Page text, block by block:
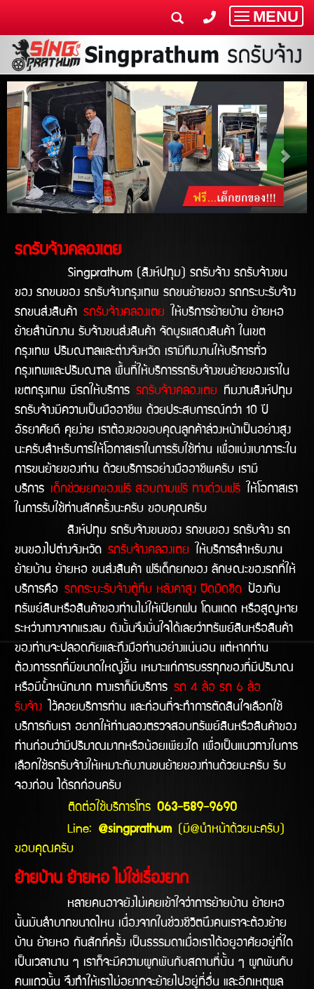
Toggle
MENU
รถรับจ้างคลองเตย
Singprathum (สิงห์ปทุม) รถรับจ้าง รถรับจ้างขน
ของ รถขนของ รถรับจ้างกรุงเทพ รถขนย้ายของ รถกระบะรับจ้าง
รถขนส่งสินค้า รถรับจ้างคลองเตย ให้บริการย้ายบ้าน ย้ายหอ
ย้ายสำนักงาน รับจ้างขนส่งสินค้า จัดบูธแสดงสินค้า ในเขต
กรุงเทพ ปริมณฑลและต่างจังหวัด เรามีทีมงานให้บริการทั่ว
กรุงเทพและปริมณฑล พื้นที่ให้บริการรถรับจ้างขนย้ายของเราใน
เขตกรุงเทพ มีรถให้บริการ รถรับจ้างคลองเตย ทีมงานสิงห์ปทุม
รถรับจ้างมีความเป็นมืออาชีพ ด้วยประสบการณ์กว่า 10 ปี
อัธยาศัยดี คุยง่าย เราต้องขอขอบคุณลูกค้าล่วงหน้าเป็นอย่างสูง
นะครับสำหรับการให้โอกาสเราในการรับใช้ท่าน เพื่อแบ่งเบาภาระใน
การขนย้ายของท่าน ด้วยบริการอย่างมืออาชีพครับ เรามี
บริการ
เด็กช่วยยกของฟรี สอบถามฟรี ทางด่วนฟรี ให้โอกาสเรา
ในการรับใช้ท่านสักครั้งนะครับ ขอบคุณครับ
สิงห์ปทุม รถรับจ้างขนของ รถขนของ รถรับจ้าง รถ
ขนของไปต่างจังหวัด รถรับจ้างคลองเตย ให้บริการสำหรับงาน
ย้ายบ้าน ย้ายหอ ขนส่งสินค้า ฟรีเด็กยกของ ลักษณะของรถที่ให้
บริการคือ รถกระบะรับจ้างตู้ทึบ หลังคาสูง ปิดมิดชิด ป้องกัน
ทรัพย์สินหรือสินค้าของท่านไม่ให้เปียกฝน โดนแดด หรือสูญหาย
ระหว่างทางจากแรงลม ดังนั้นจึงมั่นใจได้เลยว่าทรัพย์สินหรือสินค้า
ของท่านจะปลอดภัยและถึงมือท่านอย่างแน่นอน แต่หากท่าน
ต้องการรถที่มีขนาดใหญ่ขึ้น เหมาะแก่การบรรทุกของที่มีปริมาณ
หรือมีน้ำหนักมาก ทางเราก็มีบริการ รถ 4 ล้อ รถ 6 ล้อ
รับจ้าง ไว้คอยบริการท่าน และก่อนที่จะทำการตัดสินใจเลือกใช้
บริการกับเรา อยากให้ท่านลองตรวจสอบทรัพย์สินหรือสินค้าของ
ท่านก่อนว่ามีปริมาณมากหรือน้อยเพียงใด เพื่อเป็นแนวทางในการ
เลือกใช้รถรับจ้างให้เหมาะกับงานขนย้ายของท่านด้วยนะครับ รีบ
จองก่อน ได้รถก่อนครับ
ติดต่อใช้บริการโทร 063-589-9690
Line: @singprathum (มี@นำหน้าด้วยนะครับ)
ขอบคุณครับ
ย้ายบ้าน ย้ายหอ ไม่ใช่เรื่องยาก
หลายคนอาจยังไม่เคยเข้าใจว่าการย้ายบ้าน ย้ายหอ
นั้นมันลำบากขนาดไหน เนื่องจากในช่วงชีวิตนึงคนเราจะต้องย้าย
บ้าน ย้ายหอ กันสักกี่ครั้ง เป็นธรรมดาเมื่อเราได้อยูอาศัยอยู่ที่ใด
เป็นเวลานาน ๆ เราก็จะมีความผูกพันกับสถานที่นั้น ๆ ผูกพันกับ
คนแถวนั้น จึงทำให้เราไม่อยากจะย้ายไปอยู่ที่อื่น และอีกเหตุผล